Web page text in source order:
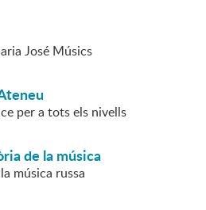
José Músics
per a tots els nivells
de la música
música russa